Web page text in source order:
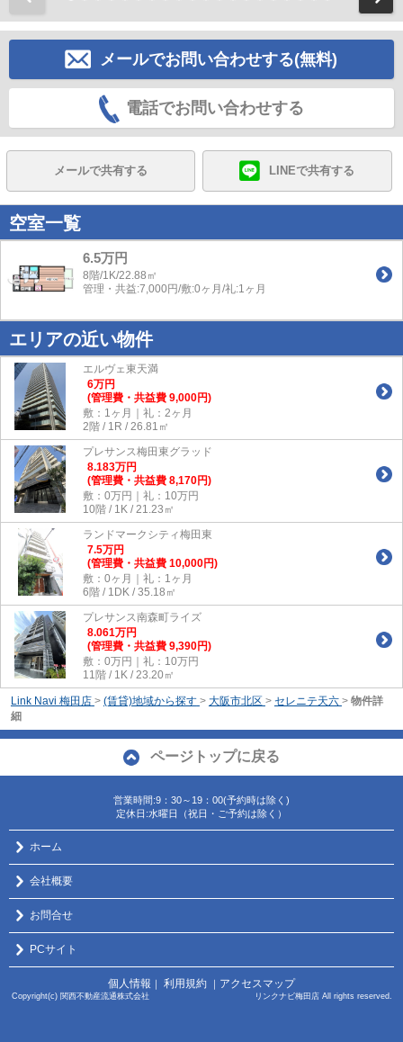
メールでお問い合わせする(無料)
電話でお問い合わせする
メールで共有する LINEで共有する
空室一覧
6.5万円
8階/1K/22.88㎡
管理・共益:7,000円/敷:0ヶ月/礼:1ヶ月
エリアの近い物件
エルヴェ東天満
6万円
(管理費・共益費 9,000円)
敷：1ヶ月｜礼：2ヶ月
2階 / 1R / 26.81㎡
プレサンス梅田東グラッド
8.183万円
(管理費・共益費 8,170円)
敷：0万円｜礼：10万円
10階 / 1K / 21.23㎡
ランドマークシティ梅田東
7.5万円
(管理費・共益費 10,000円)
敷：0ヶ月｜礼：1ヶ月
6階 / 1DK / 35.18㎡
プレサンス南森町ライズ
8.061万円
(管理費・共益費 9,390円)
敷：0万円｜礼：10万円
11階 / 1K / 23.20㎡
Link Navi 梅田店 > (賃貸)地域から探す > 大阪市北区 > セレニテ天六 > 物件詳
細
ページトップに戻る
営業時間:9：30～19：00(予約時は除く)
定休日:水曜日（祝日・ご予約は除く）
ホーム
会社概要
お問合せ
PCサイト
個人情報 ｜ 利用規約 ｜ アクセスマップ
Copyright(c) 関西不動産流通株式会社 リンクナビ梅田店 All rights reserved.